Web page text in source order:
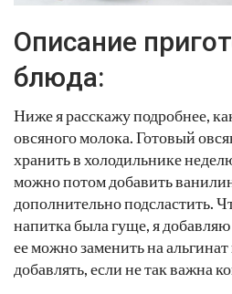
Описание
блюда:
Ниже я расскажу подробнее,
овсяного молока. Готовый
хранить в холодильнике
можно потом добавить
дополнительно подсластить.
напитка была гуще, я
ее можно заменить на
добавлять, если не так важна